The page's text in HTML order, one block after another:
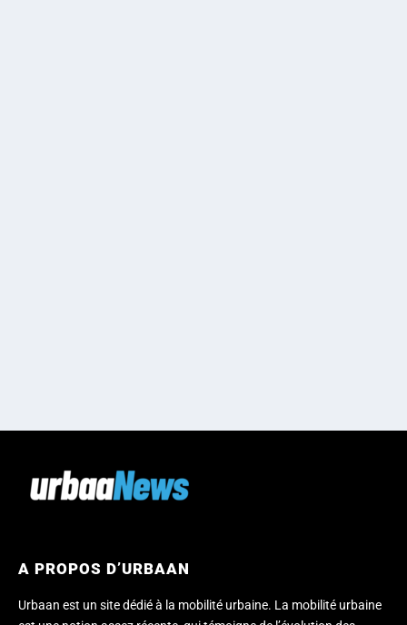
A PROPOS D’URBAAN
Urbaan est un site dédié à la mobilité urbaine. La mobilité urbaine